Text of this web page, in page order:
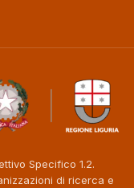
Specifico 1.2.
di ricerca e